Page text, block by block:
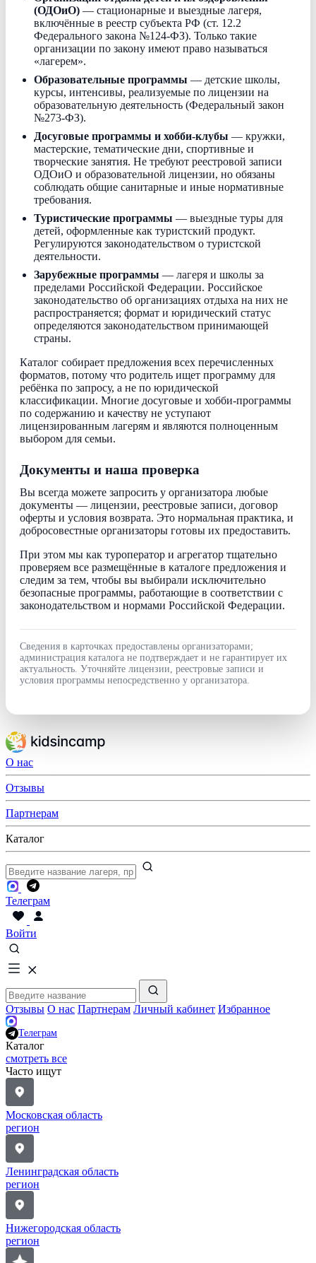
(ОДОиО) — стационарные и выездные лагеря,
включённые в реестр субъекта РФ (ст. 12.2
Федерального закона №124-ФЗ). Только такие
организации по закону имеют право называться
«лагерем».
Образовательные программы — детские школы,
курсы, интенсивы, реализуемые по лицензии на
образовательную деятельность (Федеральный закон
№273-ФЗ).
Досуговые программы и хобби-клубы — кружки,
мастерские, тематические дни, спортивные и
творческие занятия. Не требуют реестровой записи
ОДОиО и образовательной лицензии, но обязаны
соблюдать общие санитарные и иные нормативные
требования.
Туристические программы — выездные туры для
детей, оформленные как туристский продукт.
Регулируются законодательством о туристской
деятельности.
Зарубежные программы — лагеря и школы за
пределами Российской Федерации. Российское
законодательство об организациях отдыха на них не
распространяется; формат и юридический статус
определяются законодательством принимающей
страны.
Каталог собирает предложения всех перечисленных
форматов, потому что родитель ищет программу для
ребёнка по запросу, а не по юридической
классификации. Многие досуговые и хобби-программы
по содержанию и качеству не уступают
лицензированным лагерям и являются полноценным
выбором для семьи.
Документы и наша проверка
Вы всегда можете запросить у организатора любые
документы — лицензии, реестровые записи, договор
оферты и условия возврата. Это нормальная практика, и
добросовестные организаторы готовы их предоставить.
При этом мы как туроператор и агрегатор тщательно
проверяем все размещённые в каталоге предложения и
следим за тем, чтобы вы выбирали исключительно
безопасные программы, работающие в соответствии с
законодательством и нормами Российской Федерации.
Сведения в карточках предоставлены организаторами;
администрация каталога не подтверждает и не гарантирует их
актуальность. Уточняйте лицензии, реестровые записи и
условия программы непосредственно у организатора.
О нас
Отзывы
Партнерам
Каталог
Телеграм
Войти
Отзывы О нас Партнерам Личный кабинет Избранное
Телеграм
Каталог
смотреть все
Часто ищут
Московская область
регион
Ленинградская область
регион
Нижегородская область
регион